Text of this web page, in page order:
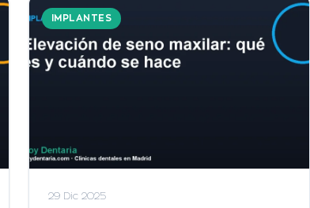
IMPLANTES
29 Dic 2025